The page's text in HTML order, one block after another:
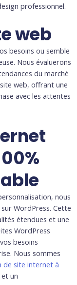
professionnel.
web
besoins ou semble
Nous évaluerons
du marché
web, offrant une
avec les attentes
nous
WordPress. Cette
étendues et une
WordPress
besoins
Nous sommes
de site internet à
un